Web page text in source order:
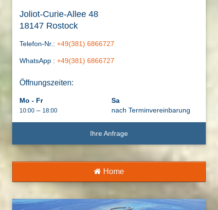
Joliot-Curie-Allee 48
18147 Rostock
Telefon-Nr.: +49(381) 6866727
WhatsApp : +49(381) 6866727
Öffnungszeiten:
Mo - Fr
10:00 – 18:00
Sa
nach Terminvereinbarung
Ihre Anfrage
Home